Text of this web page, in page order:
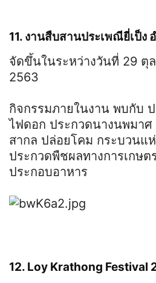
11. งานสืบสานประเพณียี่เป็ง
จัดขึ้นในระหว่างวันที่ 29 ตุ
2563
กิจกรรมภายในงาน พบกับ
ไฟดอก ประกวดนางนพมาศ
สากล ปล่อยโคม กระบวนแ
ประกวดพืชผลทางการเกษต
ประกอบอาหาร
12. Loy Krathong Festival